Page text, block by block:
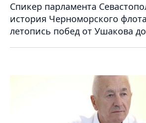
Спикер парламента
история Черноморского
летопись побед от Ушакова